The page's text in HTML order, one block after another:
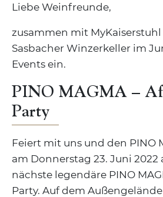
Liebe Weinfreunde,
zusammen mit
Sasbacher Winzerkeller im
Events ein.
PINO MAGMA –
Party
Feiert mit uns und den PINO
am Donnerstag 23. Juni 2022
nächste legendäre PINO
Party. Auf dem